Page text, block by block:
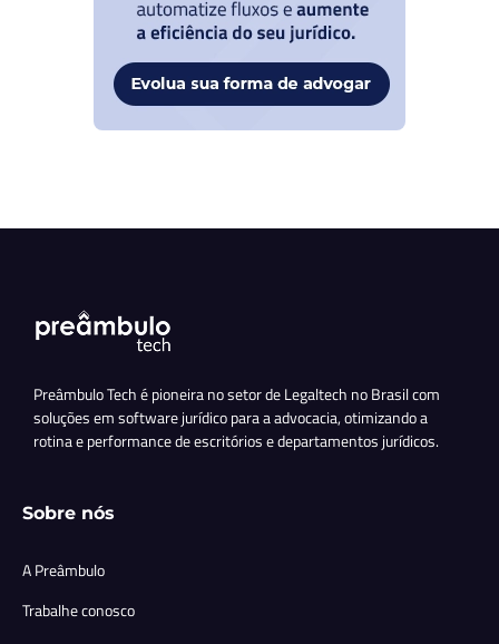
Preâmbulo Tech é pioneira no setor de Legaltech no Brasil com
soluções em software jurídico para a advocacia, otimizando a
rotina e performance de escritórios e departamentos jurídicos.
Sobre nós
A Preâmbulo
Trabalhe conosco